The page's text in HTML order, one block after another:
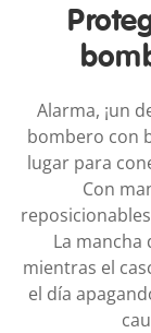
Alarma, ¡un
bombero con
lugar para
Con
La mancha
mientras el
el día